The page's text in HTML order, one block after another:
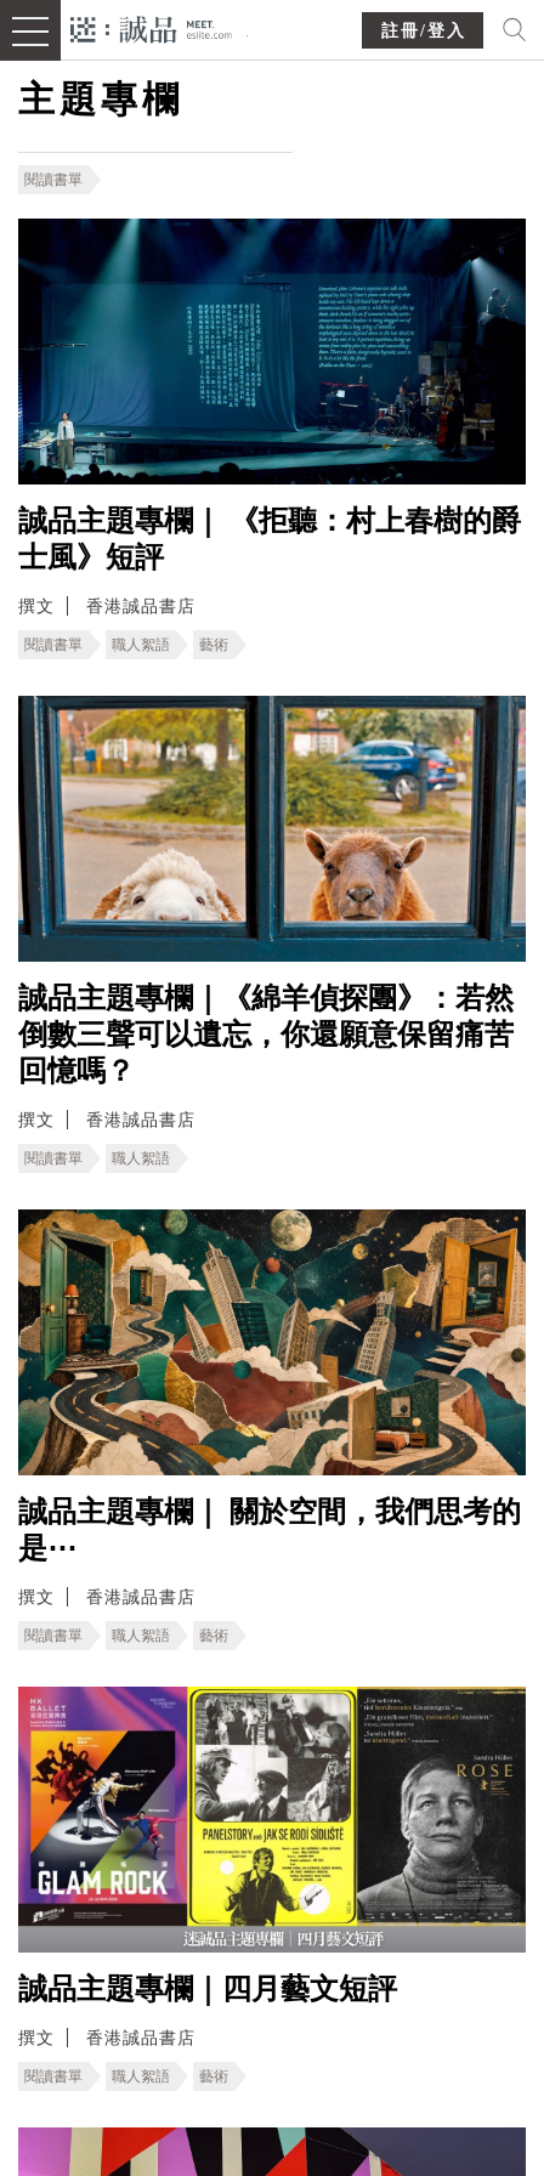
註冊/登入
主題專欄
閱讀書單
誠品主題專欄｜ 《拒聽：村上春樹的爵
士風》短評
撰文 香港誠品書店
閱讀書單 職人絮語 藝術
誠品主題專欄｜《綿羊偵探團》：若然
倒數三聲可以遺忘，你還願意保留痛苦
回憶嗎？
撰文 香港誠品書店
閱讀書單 職人絮語
誠品主題專欄｜ ​關於空間，我們思考的
是⋯
撰文 香港誠品書店
閱讀書單 職人絮語 藝術
誠品主題專欄｜四月藝文短評
撰文 香港誠品書店
閱讀書單 職人絮語 藝術